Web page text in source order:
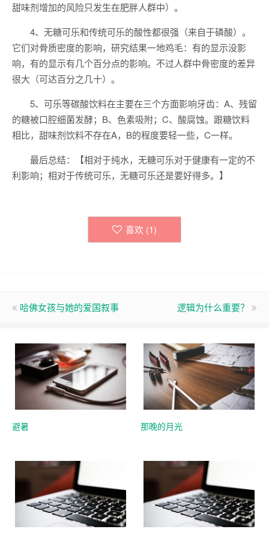
甜味剂增加的风险只发生在肥胖人群中）。
4、无糖可乐和传统可乐的酸性都很强（来自于磷酸）。
它们对骨质密度的影响，研究结果一地鸡毛：有的显示没影
响，有的显示有几个百分点的影响。不过人群中骨密度的差异
很大（可达百分之几十）。
5、可乐等碳酸饮料在主要在三个方面影响牙齿：A、残留
的糖被口腔细菌发酵；B、色素吸附；C、酸腐蚀。跟糖饮料
相比，甜味剂饮料不存在A，B的程度要轻一些，C一样。
最后总结：【相对于纯水，无糖可乐对于健康有一定的不
利影响；相对于传统可乐，无糖可乐还是要好得多。】
喜欢 (1)
哈佛女孩与她的爱国叙事 逻辑为什么重要？
避暑 那晚的月光